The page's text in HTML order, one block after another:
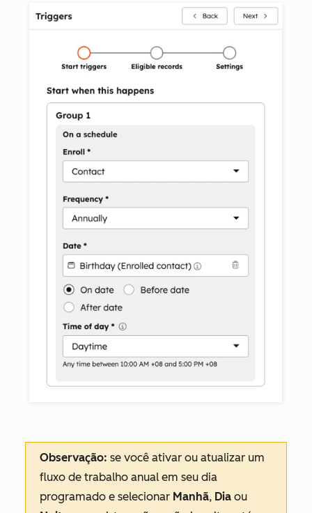
Observação: se você ativar ou atualizar um
fluxo de trabalho anual em seu dia
programado e selecionar Manhã, Dia ou